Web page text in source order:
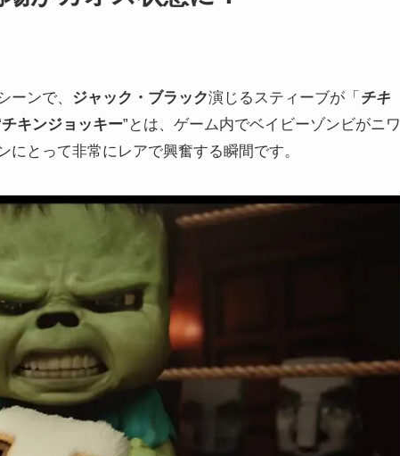
ーンで、 ジャック・ブラック演じるスティーブが「 チキ
チキンジョッキー”とは、ゲーム内でベイビーゾンビがニワ
とって非常にレアで興奮する瞬間です。